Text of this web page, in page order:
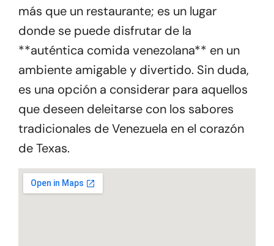
más que un restaurante; es un lugar
donde se puede disfrutar de la
**auténtica comida venezolana** en un
ambiente amigable y divertido. Sin duda,
es una opción a considerar para aquellos
que deseen deleitarse con los sabores
tradicionales de Venezuela en el corazón
de Texas.